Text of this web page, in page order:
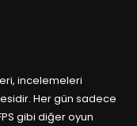
incelemeleri
Her gün sadece
gibi diğer oyun